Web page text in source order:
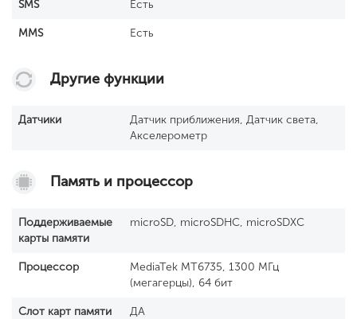
SМS Есть
MMS Есть
Другие функции
Датчики
Датчик приближения, Датчик света,
Акселерометр
Память и процессор
Поддерживаемые
карты памяти
microSD, microSDHC, microSDXC
Процессор
MediaTek MT6735, 1300 МГц
(мегагерцы), 64 бит
Слот карт памяти ДА